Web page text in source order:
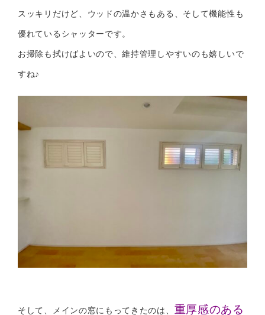
スッキリだけど、ウッドの温かさもある、そして機能性も
優れているシャッターです。
お掃除も拭けばよいので、維持管理しやすいのも嬉しいで
すね♪
そして、メインの窓にもってきたのは、 重厚感のある